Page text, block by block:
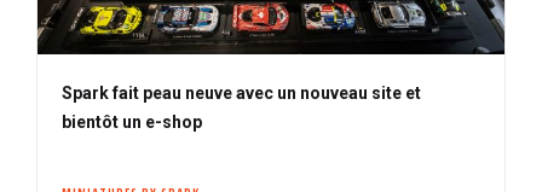
Spark fait peau neuve avec un nouveau site et
bientôt un e-shop